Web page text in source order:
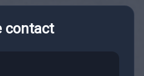
contact